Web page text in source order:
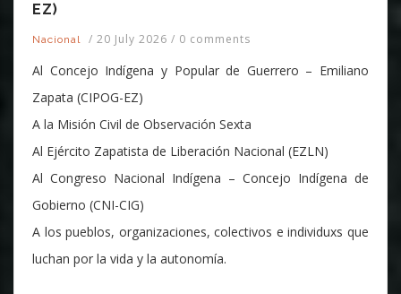
EZ)
Nacional / 20 July 2026 / 0 comments
Al Concejo Indígena y Popular de Guerrero – Emiliano
Zapata (CIPOG-EZ)
A la Misión Civil de Observación Sexta
Al Ejército Zapatista de Liberación Nacional (EZLN)
Al Congreso Nacional Indígena – Concejo Indígena de
Gobierno (CNI-CIG)
A los pueblos, organizaciones, colectivos e individuxs que
luchan por la vida y la autonomía.